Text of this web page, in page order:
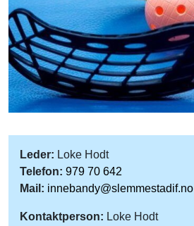
Leder: Loke Hodt
Telefon: 979 70 642
Mail: innebandy@slemmestadif.no
Kontaktperson: Loke Hodt